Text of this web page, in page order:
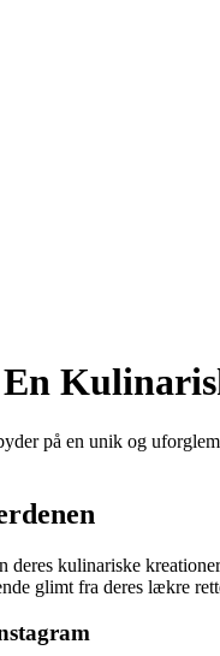
på en unik og
kulinariske
glimt fra deres lækre